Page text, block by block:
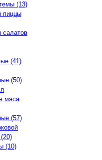
(13)
пиццы
(41)
(50)
мяса
(57)
(10)